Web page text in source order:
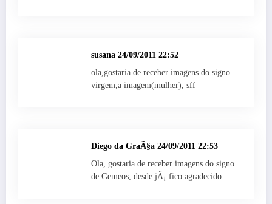
susana 24/09/2011 22:52
ola,gostaria de receber imagens do signo
virgem,a imagem(mulher), sff
Diego da GraÃ§a 24/09/2011 22:53
Ola, gostaria de receber imagens do signo
de Gemeos, desde jÃ¡ fico agradecido.